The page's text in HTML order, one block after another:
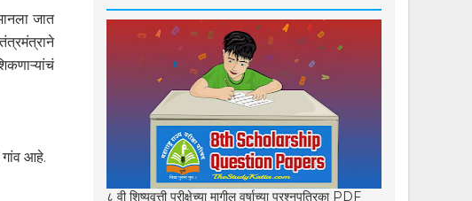
जात
गांव आहे.
८ वी शिष्यवृत्ती परीक्षेच्या मागील वर्षाच्या प्रश्नपत्रिका PDF